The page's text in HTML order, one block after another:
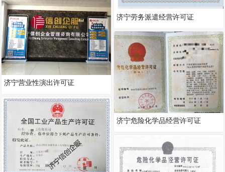
济宁营业性演出许可证
济宁劳务派遣经营许可证
济宁危险化学品经营许可证